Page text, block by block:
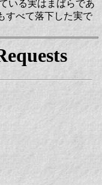
いる実はまばらであ
すべて落下した実で